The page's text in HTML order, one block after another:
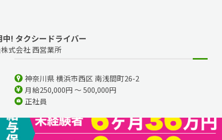
中! タクシードライバー
式会社 西営業所
神奈川県 横浜市西区 南浅間町26-2
月給250,000円 ～ 500,000円
正社員